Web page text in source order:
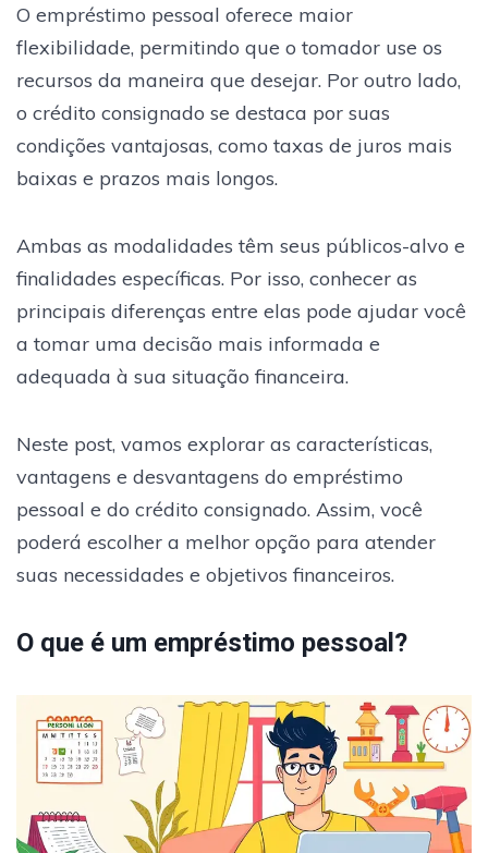
O empréstimo pessoal oferece maior
flexibilidade, permitindo que o tomador use os
recursos da maneira que desejar. Por outro lado,
o crédito consignado se destaca por suas
condições vantajosas, como taxas de juros mais
baixas e prazos mais longos.
Ambas as modalidades têm seus públicos-alvo e
finalidades específicas. Por isso, conhecer as
principais diferenças entre elas pode ajudar você
a tomar uma decisão mais informada e
adequada à sua situação financeira.
Neste post, vamos explorar as características,
vantagens e desvantagens do empréstimo
pessoal e do crédito consignado. Assim, você
poderá escolher a melhor opção para atender
suas necessidades e objetivos financeiros.
O que é um empréstimo pessoal?